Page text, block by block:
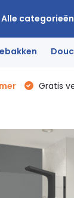
Alle categorieën
Gratis